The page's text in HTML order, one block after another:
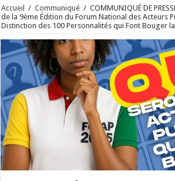
Accueil / Communiqué / COMMUNIQUÉ DE
de la 9ème Édition du Forum National des Acteurs
Distinction des 100 Personnalités qui Font Bouger